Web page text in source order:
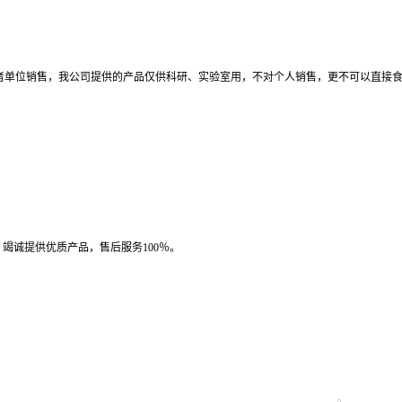
位销售，我公司提供的产品仅供科研、实验室用，不对个人销售，更不可以直接
诚提供优质产品，售后服务100％。